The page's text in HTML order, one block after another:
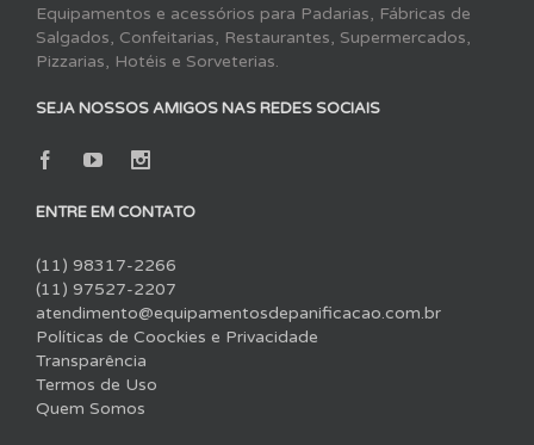
Equipamentos e acessórios para Padarias, Fábricas de
Salgados, Confeitarias, Restaurantes, Supermercados,
Pizzarias, Hotéis e Sorveterias.
SEJA NOSSOS AMIGOS NAS REDES SOCIAIS
ENTRE EM CONTATO
(11) 98317-2266
(11) 97527-2207
atendimento@equipamentosdepanificacao.com.br
Políticas de Coockies e Privacidade
Transparência
Termos de Uso
Quem Somos